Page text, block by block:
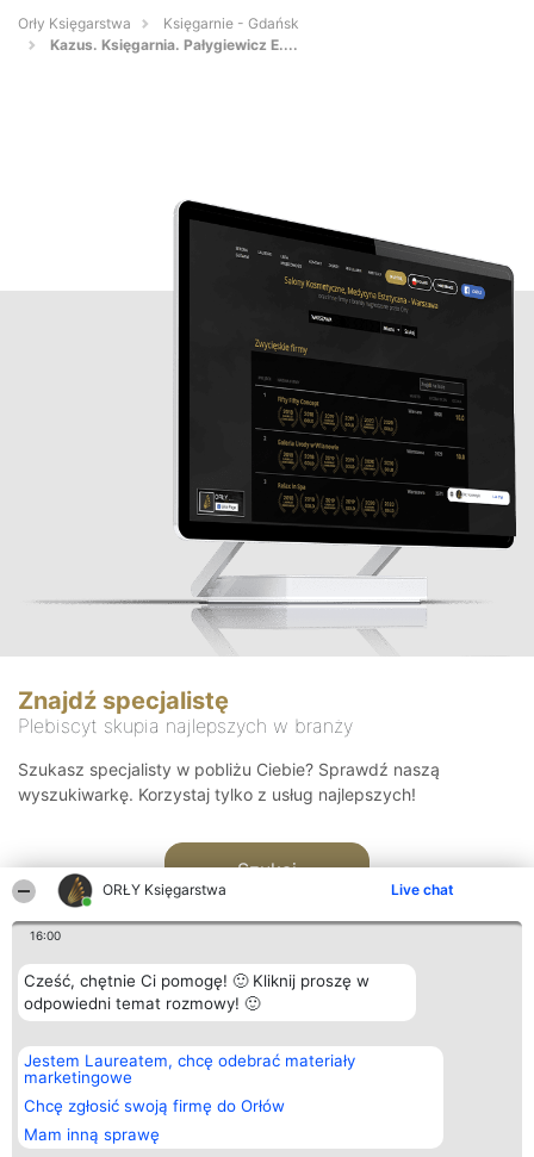
ORŁY Księgarstwa Live chat
16:00
Cześć, chętnie Ci pomogę! 🙂 Kliknij proszę w
odpowiedni temat rozmowy! 🙂
Jestem Laureatem, chcę odebrać materiały
marketingowe
Chcę zgłosić swoją firmę do Orłów
Mam inną sprawę
Orły Księgarstwa
Księgarnie - Gdańsk
Kazus. Księgarnia. Pałygiewicz E....
Znajdź specjalistę
Plebiscyt skupia najlepszych w branży
Szukasz specjalisty w pobliżu Ciebie? Sprawdź naszą
wyszukiwarkę. Korzystaj tylko z usług najlepszych!
Szukaj
Organizator plebiscytu
Bright Side Solutions sp. z o.
o. sp. k.
ul. Ruska 22
Wrocław 50-079
KRS 0000749100 | Regon
381313360 | NIP 8943132676
Plebiscyt
Laureaci
wszystkich
Laureatów
Regulamin
Kontakt
Kontakt